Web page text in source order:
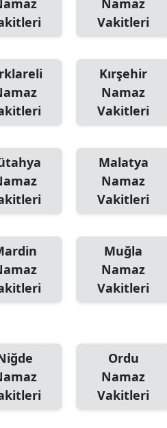
Batman
Bartın
Ardahan
Iğdır
Yalova
Karabük
Kilis
Düzce
Namaz
Vakitleri
Kırşehir
Namaz
Vakitleri
Malatya
Namaz
Vakitleri
Muğla
Namaz
Vakitleri
Ordu
Namaz
Vakitleri